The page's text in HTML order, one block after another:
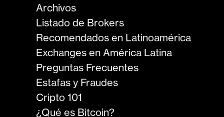
Archivos
Listado de Brokers
Recomendados en Latinoamérica
Exchanges en América Latina
Preguntas Frecuentes
Estafas y Fraudes
Cripto 101
¿Qué es Bitcoin?